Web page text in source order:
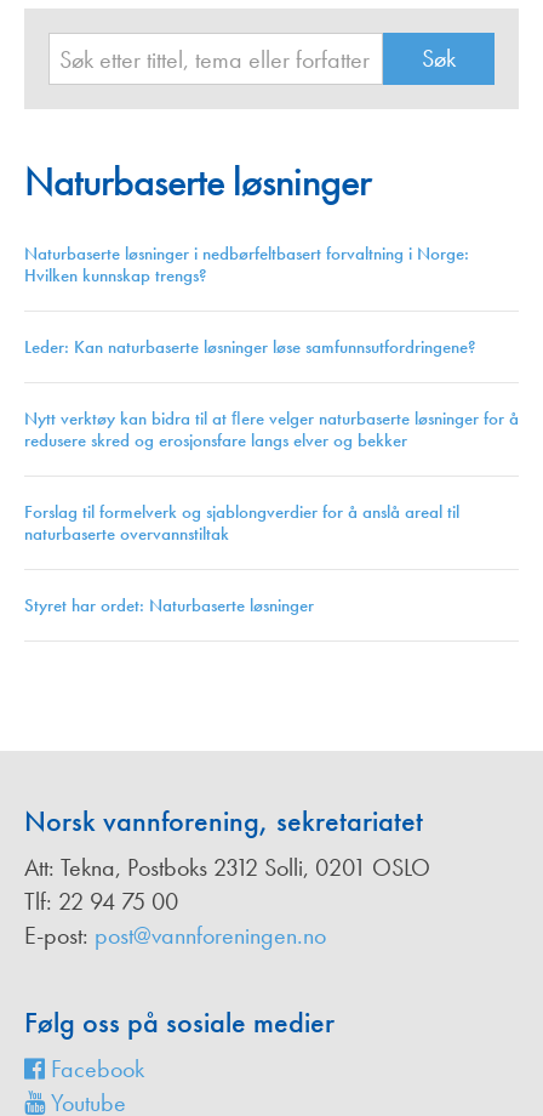
Naturbaserte løsninger
Naturbaserte løsninger i nedbørfeltbasert forvaltning i Norge:
Hvilken kunnskap trengs?
Leder: Kan naturbaserte løsninger løse samfunnsutfordringene?
Nytt verktøy kan bidra til at ﬂere velger naturbaserte løsninger for å
redusere skred og erosjonsfare langs elver og bekker
Forslag til formelverk og sjablongverdier for å anslå areal til
naturbaserte overvannstiltak
Styret har ordet: Naturbaserte løsninger
Norsk vannforening, sekretariatet
Att: Tekna, Postboks 2312 Solli, 0201 OSLO
Tlf: 22 94 75 00
E-post: post@vannforeningen.no
Følg oss på sosiale medier
Facebook
Youtube